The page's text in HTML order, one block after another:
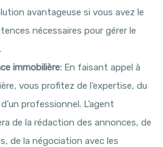
avantageuse si vous avez le
nécessaires pour gérer le
immobilière: En faisant appel à
vous profitez de l’expertise, du
professionnel. L’agent
de la rédaction des annonces, de
de la négociation avec les